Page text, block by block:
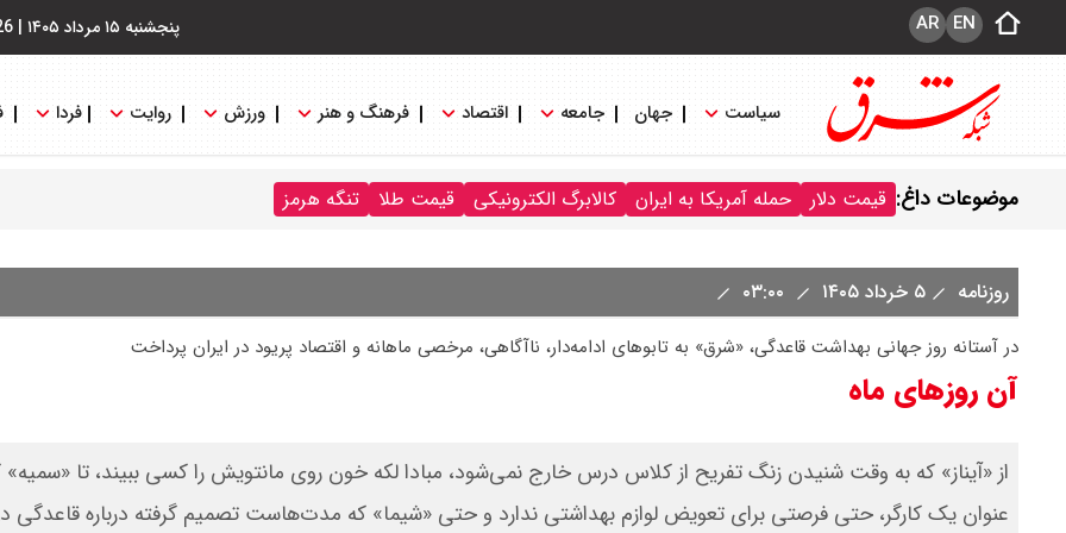
پنجشنبه ۱۵ مرداد ۱۴۰۵ | EN
AR
سیاست جهان جامعه اقتصاد فرهنگ و هنر ورزش روایت فردا
موضوعات داغ: قیمت دلار حمله آمریکا به ایران کالابرگ الکترونیکی قیمت طلا تنگه هرمز
روزنامه ۵ خرداد ۱۴۰۵
در آستانه روز جهانی بهداشت قاعدگی، «شرق» به تابوهای ادامه‌دار، ناآگاهی، مرخصی ماهانه و اقتصاد پریود در ایران پرداخت
آن روزهای ماه
از «آیناز» که به وقت شنیدن زنگ تفریح از کلاس درس خارج نمی‌شود، مبادا لکه خون روی مانتویش را کسی ببیند، تا «سمیه»
عنوان یک کارگر، حتی فرصتی برای تعویض لوازم بهداشتی ندارد و حتی «شیما» که مدت‌هاست تصمیم گرفته درباره قاعدگی